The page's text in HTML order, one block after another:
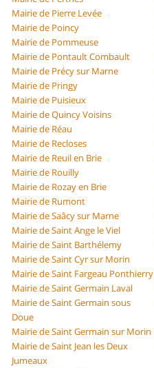
Mairie de Pierre Levée
Mairie de Poincy
Mairie de Pommeuse
Mairie de Pontault Combault
Mairie de Précy sur Marne
Mairie de Pringy
Mairie de Puisieux
Mairie de Quincy Voisins
Mairie de Réau
Mairie de Recloses
Mairie de Reuil en Brie
Mairie de Rouilly
Mairie de Rozay en Brie
Mairie de Rumont
Mairie de Saâcy sur Marne
Mairie de Saint Ange le Viel
Mairie de Saint Barthélemy
Mairie de Saint Cyr sur Morin
Mairie de Saint Fargeau Ponthierry
Mairie de Saint Germain Laval
Mairie de Saint Germain sous
Doue
Mairie de Saint Germain sur Morin
Mairie de Saint Jean les Deux
Jumeaux